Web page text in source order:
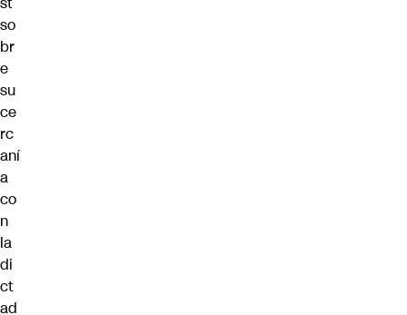
so
br
e
su
ce
rc
aní
a
co
n
la
di
ct
ad